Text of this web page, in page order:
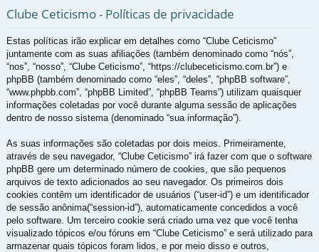
pi
d
os
Clube Ceticismo - Políticas de privacidade
Estas políticas irão explicar em detalhes como “Clube Ceticismo”
juntamente com as suas afiliações (também denominado como “nós”,
“nos”, “nosso”, “Clube Ceticismo”, “https://clubeceticismo.com.br”) e
phpBB (também denominado como “eles”, “deles”, “phpBB software”,
“www.phpbb.com”, “phpBB Limited”, “phpBB Teams”) utilizam quaisquer
informações coletadas por você durante alguma sessão de aplicações
dentro de nosso sistema (denominado “sua informação”).
As suas informações são coletadas por dois meios. Primeiramente,
através de seu navegador, “Clube Ceticismo” irá fazer com que o software
phpBB gere um determinado número de cookies, que são pequenos
arquivos de texto adicionados ao seu navegador. Os primeiros dois
cookies contêm um identificador de usuários (“user-id”) e um identificador
de sessão anônima(“session-id”), automaticamente concedidos a você
pelo software. Um terceiro cookie será criado uma vez que você tenha
visualizado tópicos e/ou fóruns em “Clube Ceticismo” e será utilizado para
armazenar quais tópicos foram lidos, e por meio disso e outros,